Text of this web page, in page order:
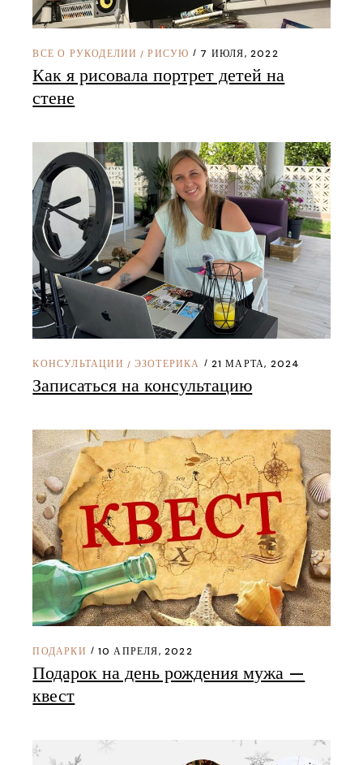
ВСЕ О РУКОДЕЛИИ /РИСУЮ 7 ИЮЛЯ, 2022
Как я рисовала портрет детей на
стене
КОНСУЛЬТАЦИИ / ЭЗОТЕРИКА 21 МАРТА, 2024
Записаться на консультацию
ПОДАРКИ 10 АПРЕЛЯ, 2022
Подарок на день рождения мужа —
квест